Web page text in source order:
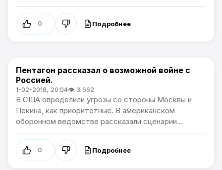
0 Подробнее
В мире
Пентагон рассказал о возможной войне с
Россией.
1-02-2018, 20:04👁 3 662
В США определили угрозы со стороны Москвы и
Пекина, как приоритетные. В американском
оборонном ведомстве рассказали сценарии...
0 Подробнее